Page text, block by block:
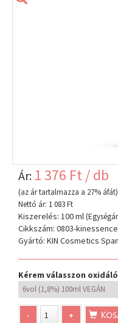
Ár: 1 376 Ft / db
(az ár tartalmazza a 27% áfát)
Nettó ár: 1 083 Ft
Kiszerelés: 100 ml
Cikkszám: 0803-
Gyártó: KIN Cosmetics
Kérem válasszon
- +